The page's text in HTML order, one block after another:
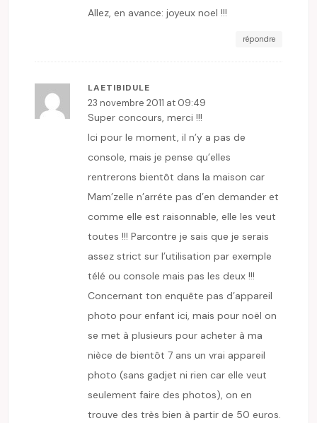
Allez, en avance: joyeux noel !!!
répondre
LAETIBIDULE
23 novembre 2011 at 09:49
Super concours, merci !!!
Ici pour le moment, il n’y a pas de
console, mais je pense qu’elles
rentrerons bientôt dans la maison car
Mam’zelle n’arréte pas d’en demander et
comme elle est raisonnable, elle les veut
toutes !!! Parcontre je sais que je serais
assez strict sur l’utilisation par exemple
télé ou console mais pas les deux !!!
Concernant ton enquête pas d’appareil
photo pour enfant ici, mais pour noël on
se met à plusieurs pour acheter à ma
nièce de bientôt 7 ans un vrai appareil
photo (sans gadjet ni rien car elle veut
seulement faire des photos), on en
trouve des très bien à partir de 50 euros.